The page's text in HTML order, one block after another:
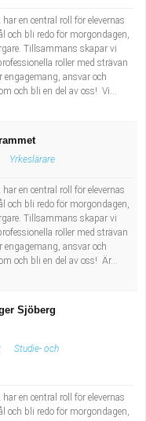
en central roll för elevernas
bli redo för morgondagen,
Tillsammans skapar vi
roller med strävan
engagemang, ansvar och
och bli en del av oss! Vi...
Yrkeslärare
en central roll för elevernas
bli redo för morgondagen,
Tillsammans skapar vi
roller med strävan
engagemang, ansvar och
och bli en del av oss! Är...
Sjöberg
Studie- och
en central roll för elevernas
bli redo för morgondagen,